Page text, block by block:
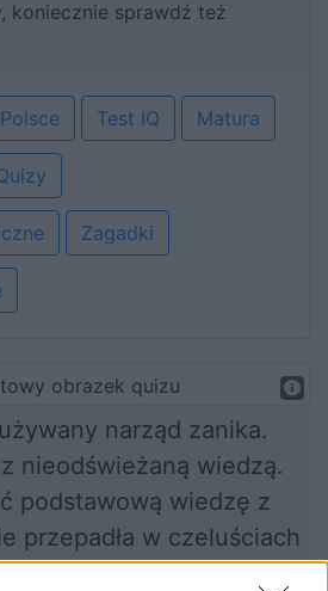
koniecznie sprawdź też
Test IQ Matura
Zagadki
narząd zanika.
nieodświeżaną wiedzą.
podstawową wiedzę z
przepadła w czeluściach
mózgu.